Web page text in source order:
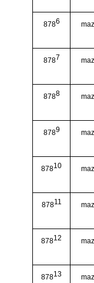
8786
8787
8788
8789
87810
87811
87812
87813